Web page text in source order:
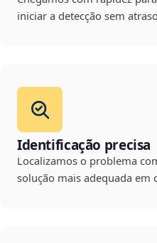
iniciar a detecção sem
Identificação precisa
Localizamos o problema
solução mais adequada em